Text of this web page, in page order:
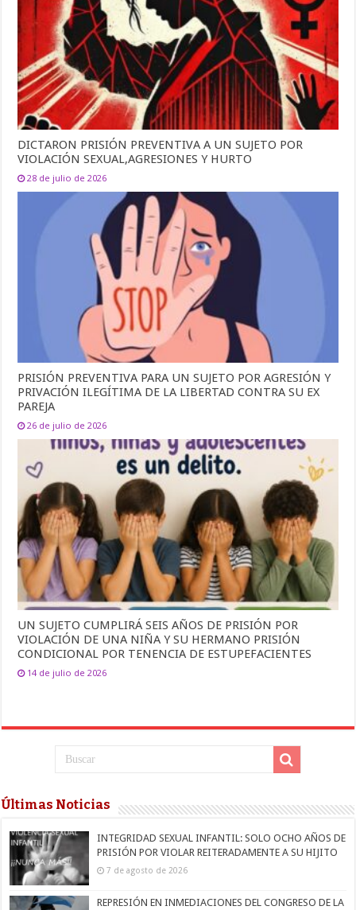
DICTARON PRISIÓN PREVENTIVA A UN SUJETO POR
VIOLACIÓN SEXUAL,AGRESIONES Y HURTO
28 de julio de 2026
PRISIÓN PREVENTIVA PARA UN SUJETO POR AGRESIÓN Y
PRIVACIÓN ILEGÍTIMA DE LA LIBERTAD CONTRA SU EX
PAREJA
26 de julio de 2026
UN SUJETO CUMPLIRÁ SEIS AÑOS DE PRISIÓN POR
VIOLACIÓN DE UNA NIÑA Y SU HERMANO PRISIÓN
CONDICIONAL POR TENENCIA DE ESTUPEFACIENTES
14 de julio de 2026
Últimas Noticias
INTEGRIDAD SEXUAL INFANTIL: SOLO OCHO AÑOS DE
PRISIÓN POR VIOLAR REITERADAMENTE A SU HIJITO
7 de agosto de 2026
REPRESIÓN EN INMEDIACIONES DEL CONGRESO DE LA